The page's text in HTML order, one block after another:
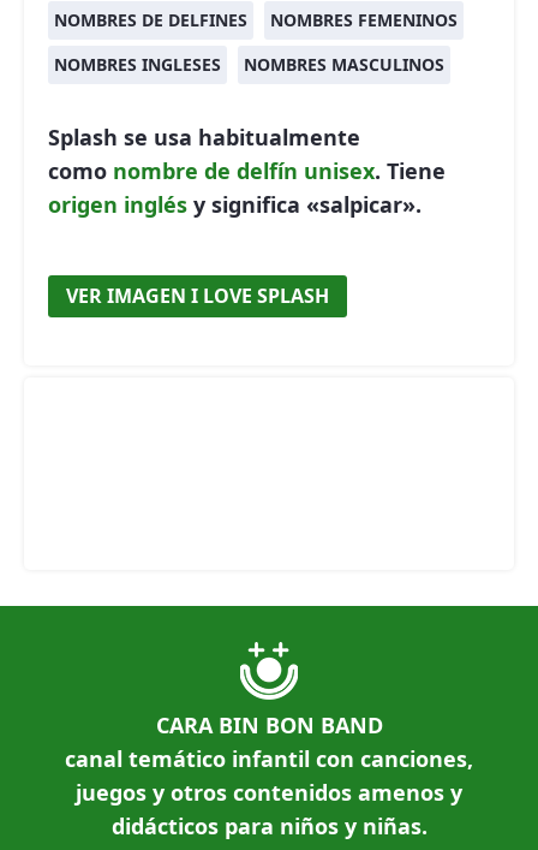
NOMBRES DE DELFINES
NOMBRES FEMENINOS
NOMBRES INGLESES
NOMBRES MASCULINOS
Splash se usa habitualmente
como nombre de delfín unisex. Tiene
origen inglés y significa «salpicar».
VER IMAGEN I LOVE SPLASH
CARA BIN BON BAND
canal temático infantil con canciones,
juegos y otros contenidos amenos y
didácticos para niños y niñas.